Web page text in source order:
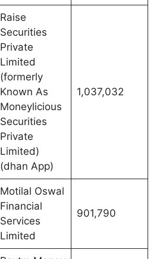
Raise
Securities
Private
Limited
(formerly
Known As
Moneylicious
Securities
Private
Limited)
(dhan App)
1,037,032
Motilal Oswal
Financial
Services
Limited
901,790